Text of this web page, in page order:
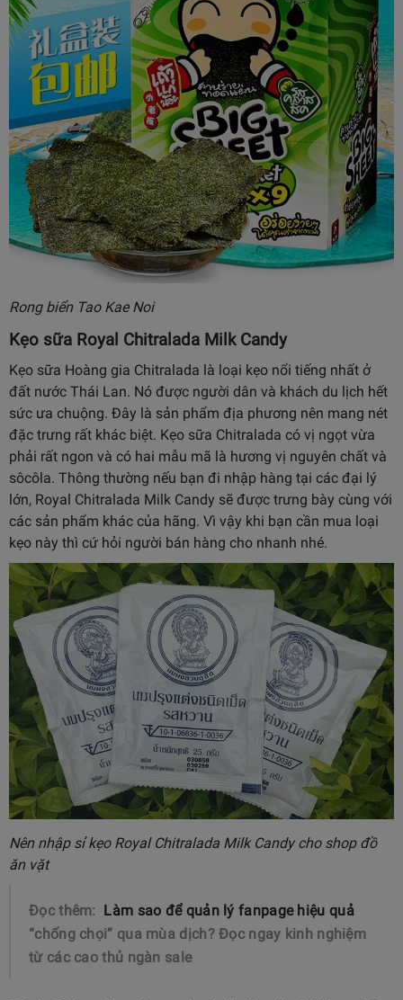
Rong biển Tao Kae Noi
Kẹo sữa Royal Chitralada Milk Candy
Kẹo sữa Hoàng gia Chitralada là loại kẹo nổi tiếng nhất ở
đất nước Thái Lan. Nó được người dân và khách du lịch hết
sức ưa chuộng. Đây là sản phẩm địa phương nên mang nét
đặc trưng rất khác biệt. Kẹo sữa Chitralada có vị ngọt vừa
phải rất ngon và có hai mẫu mã là hương vị nguyên chất và
sôcôla. Thông thường nếu bạn đi nhập hàng tại các đại lý
lớn, Royal Chitralada Milk Candy sẽ được trưng bày cùng với
các sản phẩm khác của hãng. Vì vậy khi bạn cần mua loại
kẹo này thì cứ hỏi người bán hàng cho nhanh nhé.
Nên nhập sỉ kẹo Royal Chitralada Milk Candy cho shop đồ
ăn vặt
Đọc thêm:
Làm sao để quản lý fanpage hiệu quả
“chống chọi” qua mùa dịch? Đọc ngay kinh nghiệm
từ các cao thủ ngàn sale